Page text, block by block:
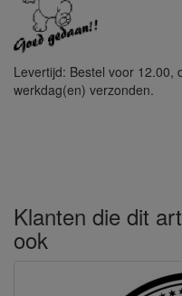
Levertijd: Bestel voor 12.00,
werkdag(en) verzonden.
Klanten die dit
ook